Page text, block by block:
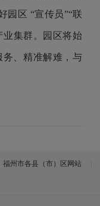
园区 “宣传员”“联
业集群。园区将始
务、精准解难，与
福州市各县（市）区网站